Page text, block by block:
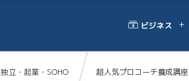
ビジネス
独立・起業・SOHO 超人気プロコーチ養成講座